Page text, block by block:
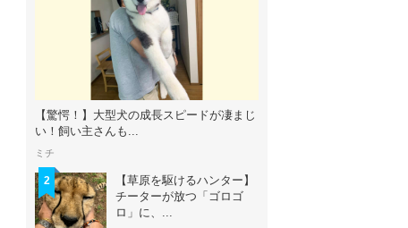
【驚愕！】大型犬の成長スピードが凄まじ
い！飼い主さんも...
ミチ
2
【草原を駆けるハンター】
チーターが放つ「ゴロゴ
ロ」に、...